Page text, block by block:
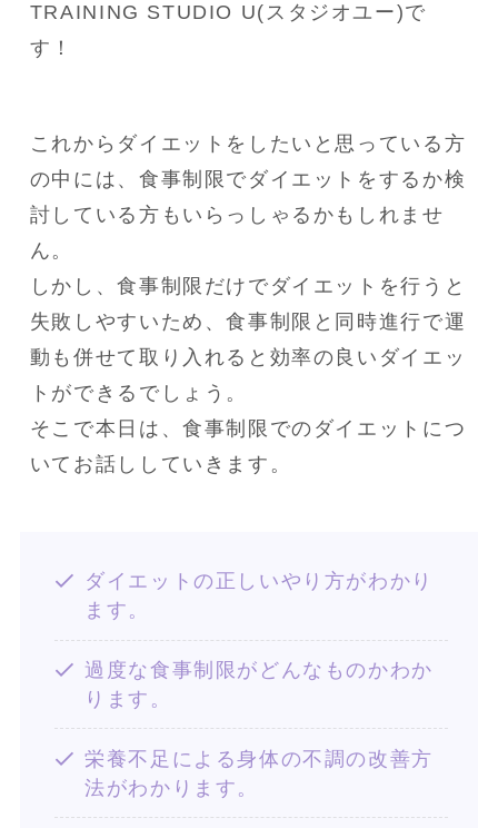
TRAINING STUDIO U(スタジオユー)で
す！
これからダイエットをしたいと思っている方
の中には、食事制限でダイエットをするか検
討している方もいらっしゃるかもしれませ
ん。
しかし、食事制限だけでダイエットを行うと
失敗しやすいため、食事制限と同時進行で運
動も併せて取り入れると効率の良いダイエッ
トができるでしょう。
そこで本日は、食事制限でのダイエットにつ
いてお話ししていきます。
ダイエットの正しいやり方がわかり
ます。
過度な食事制限がどんなものかわか
ります。
栄養不足による身体の不調の改善方
法がわかります。